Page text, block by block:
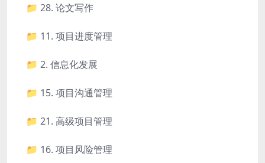
📁 28. 论文写作
📁 11. 项目进度管理
📁 2. 信息化发展
📁 15. 项目沟通管理
📁 21. 高级项目管理
📁 16. 项目风险管理